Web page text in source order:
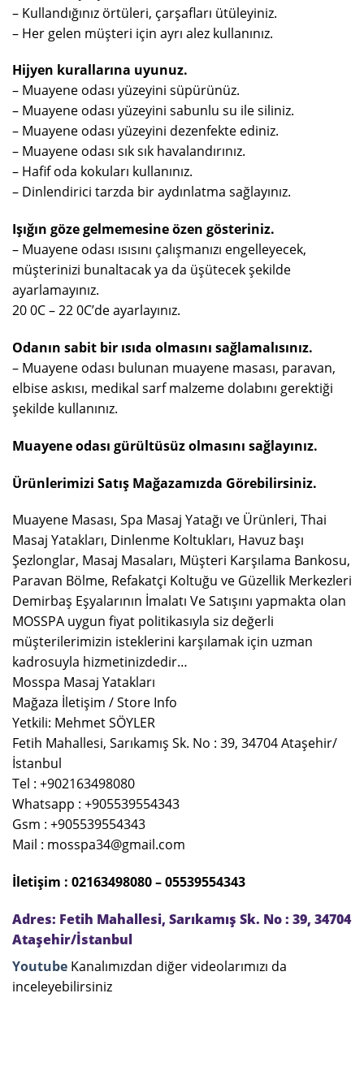
– Kullandığınız örtüleri, çarşafları ütüleyiniz.
– Her gelen müşteri için ayrı alez kullanınız.
Hijyen kurallarına uyunuz.
– Muayene odası yüzeyini süpürünüz.
– Muayene odası yüzeyini sabunlu su ile siliniz.
– Muayene odası yüzeyini dezenfekte ediniz.
– Muayene odası sık sık havalandırınız.
– Hafif oda kokuları kullanınız.
– Dinlendirici tarzda bir aydınlatma sağlayınız.
Işığın göze gelmemesine özen gösteriniz.
– Muayene odası ısısını çalışmanızı engelleyecek,
müşterinizi bunaltacak ya da üşütecek şekilde
ayarlamayınız.
20 0C – 22 0C’de ayarlayınız.
Odanın sabit bir ısıda olmasını sağlamalısınız.
– Muayene odası bulunan muayene masası, paravan,
elbise askısı, medikal sarf malzeme dolabını gerektiği
şekilde kullanınız.
Muayene odası gürültüsüz olmasını sağlayınız.
Ürünlerimizi Satış Mağazamızda Görebilirsiniz.
Muayene Masası, Spa Masaj Yatağı ve Ürünleri, Thai
Masaj Yatakları, Dinlenme Koltukları, Havuz başı
Şezlonglar, Masaj Masaları, Müşteri Karşılama Bankosu,
Paravan Bölme, Refakatçi Koltuğu ve Güzellik Merkezleri
Demirbaş Eşyalarının İmalatı Ve Satışını yapmakta olan
MOSSPA uygun fiyat politikasıyla siz değerli
müşterilerimizin isteklerini karşılamak için uzman
kadrosuyla hizmetinizdedir…
Mosspa Masaj Yatakları
Mağaza İletişim / Store Info
Yetkili: Mehmet SÖYLER
Fetih Mahallesi, Sarıkamış Sk. No : 39, 34704 Ataşehir/
İstanbul
Tel : +902163498080
Whatsapp : +905539554343
Gsm : +905539554343
Mail : mosspa34@gmail.com
İletişim : 02163498080 – 05539554343
Adres: Fetih Mahallesi, Sarıkamış Sk. No : 39, 34704
Ataşehir/İstanbul
Youtube Kanalımızdan diğer videolarımızı da
inceleyebilirsiniz